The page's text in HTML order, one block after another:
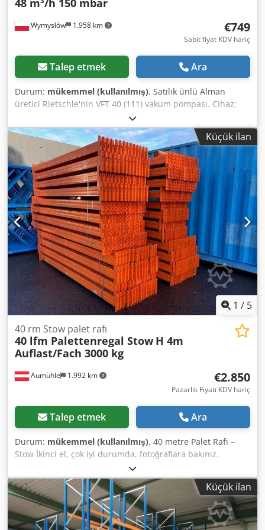
Wymysłów 1.958 km
48 m³/h 150 mbar
€749
Sabit fiyat KDV hariç
Talep etmek Ara
Durum: mükemmel (kullanılmış), Satılık ünlü Alman
üretici Rietschle'nin VFT 40 (111) vakum pompası. Cihaz;
ambalaj makineleri, matbaalar, marangozhaneler, CNC ve
vakumlu taşıma sistemleri gibi vakum oluşturulması
gereken endüstriyel uygulamalar için tasarlanmıştır.
Pompa, 1,5 kW gücünde Flender ATB-Loher üç fazlı motor
ile donatılmış olup, sağlam bir montaj plakası üzerine
monte edilmiştir. Teknik veriler: Üretici: Rietschle Model:
VFT 40 (111) Üretim yılı: 1996 Üretim yeri: Almanya Tip:
Vakum pompası Kapasite: 40 m³/saat (50 Hz) 48 m³/saat (60
Hz) Maksimum vakum (son basınç): 150 mbar (abs) Motor
gücü: 1,5 kW (50 Hz) / 1,8 kW (60 Hz) Dsdpfxeziw N Sj
Adpjkr Devir hızı: 1420 dev/dak (50 Hz) 1680 dev/dak (60
Hz) Besleme: 3×400 V Motor koruma sınıfı: IP54 Seri
numarası: 1749048 Durum: Kullanılmış. Görsel durumu
fotoğraflarla uyumludur. Dayanıklı yapı, tekrar kullanıma
hazır.
Küçük ilan
1 / 5
Aumühle 1.992 km
40 rm Stow palet rafı
40 lfm Palettenregal Stow H 4m
Auflast/Fach 3000 kg
€2.850
Pazarlık Fiyatı KDV hariç
Talep etmek Ara
Durum: mükemmel (kullanılmış), 40 metre Palet Rafı –
Stow İkinci el, çok iyi durumda, fotoğraflara bakınız.
Yükseklik: 4 metre Derinlik: 100 cm Taşıyıcı uzunluğu: 2,70
metre Raf başına taşıma kapasitesi: 3000 kg Çerçeve: Mavi
Taşıyıcı: Turuncu Pazarlıkla belirlenecek fiyat: 2.850 € (KDV
hariç, depodan teslim) Teklif şunlardan oluşur: + 14 adet
çerçeve, önceden monte edilmiş, 12 ton saha yükü, derinlik
Küçük ilan